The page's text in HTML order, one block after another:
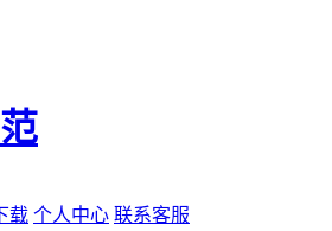
载 个人中心 联系客服